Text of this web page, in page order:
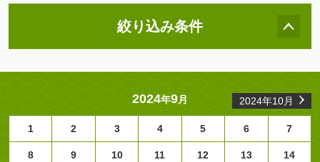
絞り込み条件
2024年9月 2024年10月
1 2 3 4 5 6 7
8 9 10 11 12 13 14